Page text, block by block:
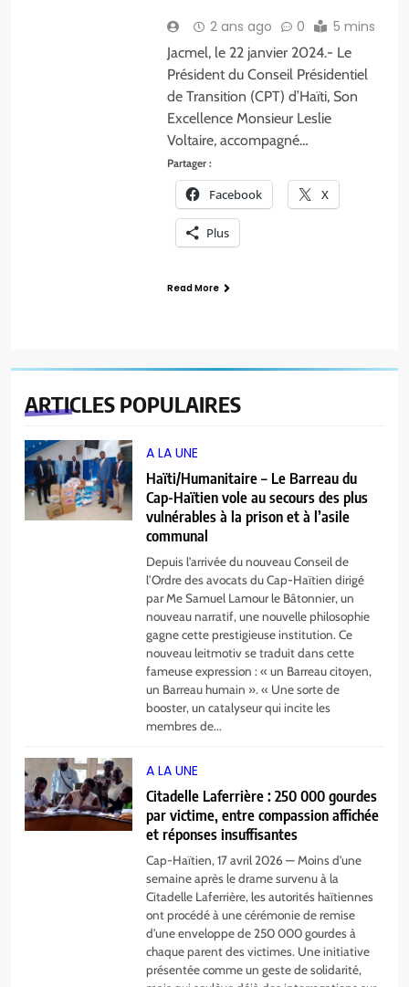
ARTICLES POPULAIRES
A LA UNE
Haïti/Humanitaire – Le Barreau du
Cap-Haïtien vole au secours des plus
vulnérables à la prison et à l’asile
communal
Depuis l’arrivée du nouveau Conseil de
l’Ordre des avocats du Cap-Haïtien dirigé
par Me Samuel Lamour le Bâtonnier, un
nouveau narratif, une nouvelle philosophie
gagne cette prestigieuse institution. Ce
nouveau leitmotiv se traduit dans cette
fameuse expression : « un Barreau citoyen,
un Barreau humain ». « Une sorte de
booster, un catalyseur qui incite les
membres de...
A LA UNE
Citadelle Laferrière : 250 000 gourdes
par victime, entre compassion affichée
et réponses insuffisantes
Cap-Haïtien, 17 avril 2026 — Moins d’une
semaine après le drame survenu à la
Citadelle Laferrière, les autorités haïtiennes
ont procédé à une cérémonie de remise
d’une enveloppe de 250 000 gourdes à
chaque parent des victimes. Une initiative
présentée comme un geste de solidarité,
5
blessé par balles dans une attaque
armée
A LA UNE
Haïti décrète trois jours de deuil
national après le drame de la
Citadelle Henry
A LA UNE
2 ans ago 0 5 mins
Jacmel, le 22 janvier 2024.- Le
Président du Conseil Présidentiel
de Transition (CPT) d’Haïti, Son
Excellence Monsieur Leslie
Voltaire, accompagné…
Partager :
Facebook X
Plus
Read More